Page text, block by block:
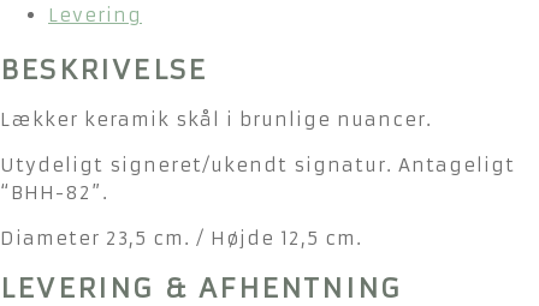
Levering
BESKRIVELSE
Lækker keramik skål i brunlige nuancer.
Utydeligt signeret/ukendt signatur. Antageligt
“BHH-82”.
Diameter 23,5 cm. / Højde 12,5 cm.
LEVERING & AFHENTNING